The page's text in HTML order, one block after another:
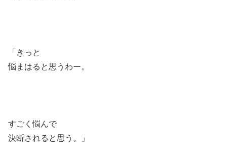
「きっと
悩まはると思うわー。
すごく悩んで
決断されると思う。」